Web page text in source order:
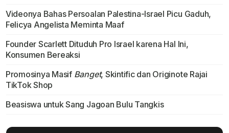
Videonya Bahas Persoalan Palestina-Israel Picu Gaduh,
Felicya Angelista Meminta Maaf
Founder Scarlett Dituduh Pro Israel karena Hal Ini,
Konsumen Bereaksi
Promosinya Masif Banget, Skintific dan Originote Rajai
TikTok Shop
Beasiswa untuk Sang Jagoan Bulu Tangkis